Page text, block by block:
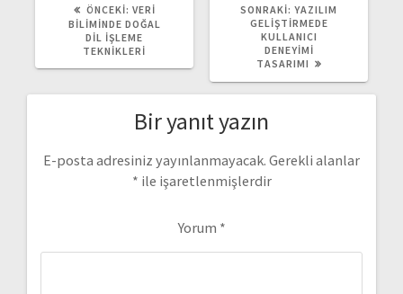
ÖNCEKI: ÖNCEKI
YAZI:
VERI
BILIMINDE DOĞAL
DIL İŞLEME
TEKNIKLERI
SONRAKI: SONRAKI
YAZI:
YAZILIM
GELIŞTIRMEDE
KULLANICI
DENEYIMI
TASARIMI
Bir yanıt yazın
E-posta adresiniz yayınlanmayacak. Gerekli alanlar
* ile işaretlenmişlerdir
Yorum *